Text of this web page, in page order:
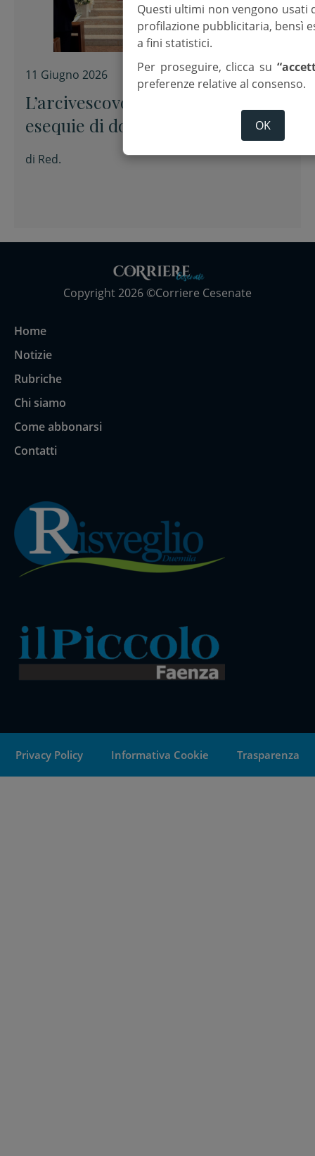
11 Giugno 2026
L’arcivescovo Caiazzo alle
esequie di don Crescenzio: “Nella
missione ha trovato il senso della
di Red.
Copyright 2026 ©Corriere Cesenate
Home
Notizie
Rubriche
Chi siamo
Come abbonarsi
Contatti
Privacy Policy Informativa Cookie Trasparenza
Questi ultimi non vengono usati
profilazione pubblicitaria, bensì
a fini statistici.
Per proseguire, clicca su
preferenze relative al consenso.
OK